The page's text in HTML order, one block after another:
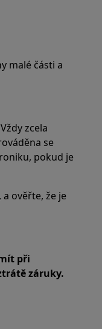
malé části a
zcela
se
pokud je
ověřte, že je
při
záruky.